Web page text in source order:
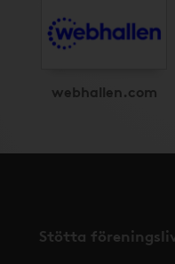
webhallen.com
Stötta